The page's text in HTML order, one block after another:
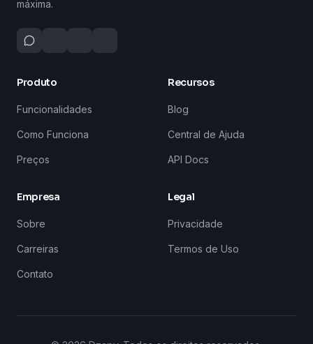
máxima.
Produto
Funcionalidades
Como Funciona
Preços
Recursos
Blog
Central de Ajuda
API Docs
Empresa
Sobre
Carreiras
Contato
Legal
Privacidade
Termos de Uso